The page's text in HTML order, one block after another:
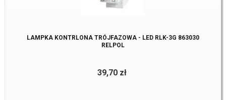
LAMPKA KONTRLONA TRÓJFAZOWA - LED RLK-3G 863030
RELPOL
39,70 zł